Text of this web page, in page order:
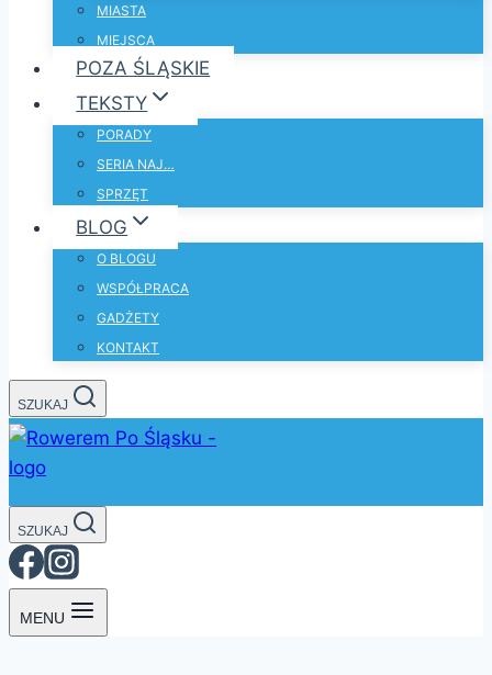
MIASTA
MIEJSCA
POZA ŚLĄSKIE
TEKSTY
PORADY
SERIA NAJ…
SPRZĘT
BLOG
O BLOGU
WSPÓŁPRACA
GADŻETY
KONTAKT
SZUKAJ
SZUKAJ
MENU